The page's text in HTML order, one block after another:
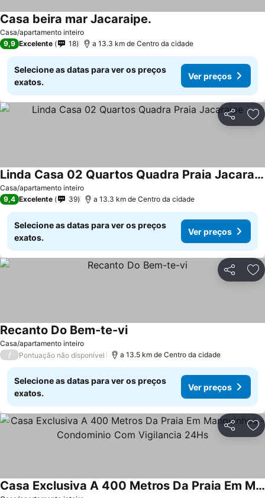
Casa/apartamento inteiro
Casa beira mar Jacaraipe.
9,9 Excelente 18 a 13.3 km de Centro da cidade
Selecione as datas para ver os preços
exatos.
Ver preços
Partilhar
Casa/apartamento inteiro
Linda Casa 02 Quartos Quadra Praia Jacaraipe
9,4 Excelente 39 a 13.3 km de Centro da cidade
Selecione as datas para ver os preços
exatos.
Ver preços
Partilhar
Casa/apartamento inteiro
Recanto Do Bem-te-vi
/ Pontuação não disponível a 13.5 km de Centro da cidade
Selecione as datas para ver os preços
exatos.
Ver preços
Partilhar
Casa Exclusiva A 400 Metros Da Praia Em Manguinhos - Condominio Com Vigilancia 24Hs